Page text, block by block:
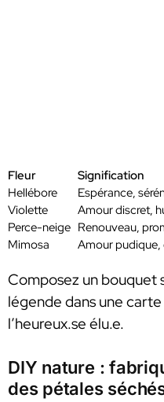
Fleur Signification
Hellébore
Espérance,
Violette
Amour discret,
Perce-neige Renouveau,
Mimosa
Amour pudique,
Composez un bouquet
légende dans une
l’heureux.se élu.e.
DIY nature :
des pétales